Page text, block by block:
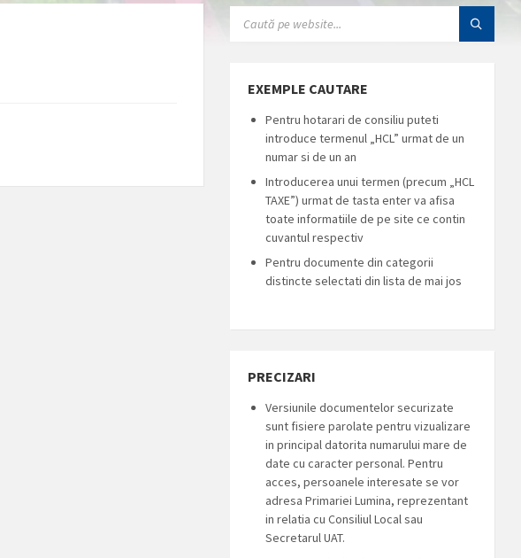
EXEMPLE CAUTARE
Pentru hotarari de consiliu puteti
introduce termenul „HCL” urmat de un
numar si de un an
Introducerea unui termen (precum „HCL
TAXE”) urmat de tasta enter va afisa
toate informatiile de pe site ce contin
cuvantul respectiv
Pentru documente din categorii
distincte selectati din lista de mai jos
PRECIZARI
Versiunile documentelor securizate
sunt fisiere parolate pentru vizualizare
in principal datorita numarului mare de
date cu caracter personal. Pentru
acces, persoanele interesate se vor
adresa Primariei Lumina, reprezentant
in relatia cu Consiliul Local sau
Secretarul UAT.